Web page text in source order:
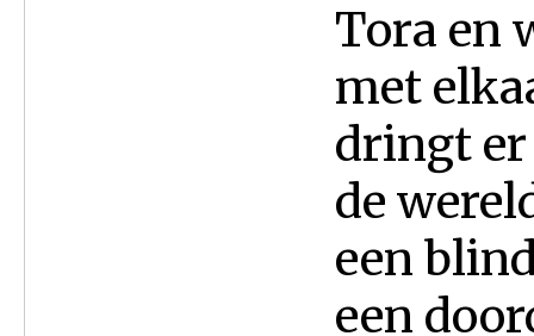
Tora en
met
dringt er
de
een
een